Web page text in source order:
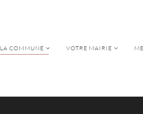
LA COMMUNE VOTRE MAIRIE